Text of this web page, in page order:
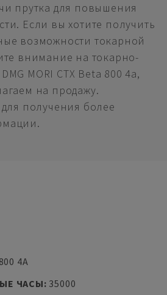
прутка для повышения
Если вы хотите получить
возможности токарной
внимание на токарно-
MORI CTX Beta 800 4a,
на продажу.
получения более
4A
ЧАСЫ: 35000